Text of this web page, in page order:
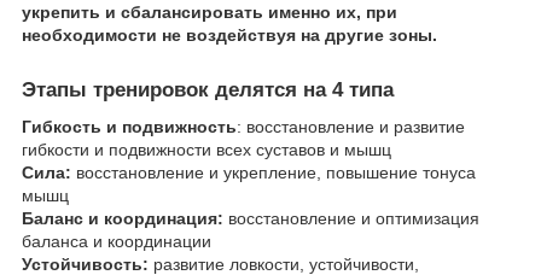
укрепить и сбалансировать именно их, при
необходимости не воздействуя на другие зоны.
Этапы тренировок делятся на 4 типа
Гибкость и подвижность: восстановление и развитие
гибкости и подвижности всех суставов и мышц
Сила: восстановление и укрепление, повышение тонуса
мышц
Баланс и координация: восстановление и оптимизация
баланса и координации
Устойчивость: развитие ловкости, устойчивости,